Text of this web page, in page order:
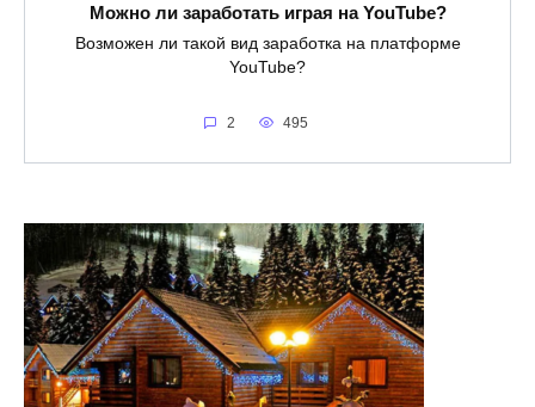
Можно ли заработать играя на YouTube?
Возможен ли такой вид заработка на платформе
YouTube?
2 495